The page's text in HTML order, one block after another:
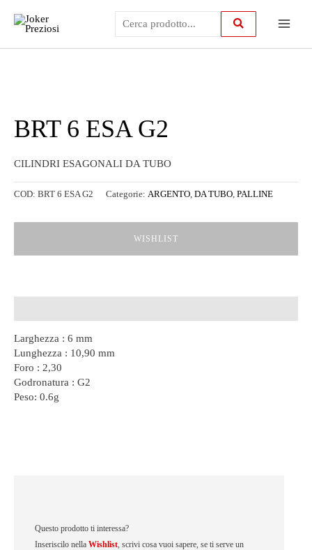
contenuto
Questo prodotto ti interessa?
Inseriscilo nella Wishlist, scrivi cosa vuoi sapere, se ti serve un
BRT 6 ESA G2
CILINDRI ESAGONALI DA TUBO
COD: BRT 6 ESA G2 Categorie: ARGENTO, DA TUBO, PALLINE
WISHLIST
Larghezza : 6 mm
Lunghezza : 10,90 mm
Foro : 2,30
Godronatura : G2
Peso: 0.6g